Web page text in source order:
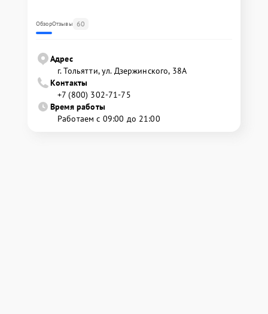
ОбзорОтзывы 60
Адрес
г. Тольятти, ул. Дзержинского, 38А
Контакты
+7 (800) 302-71-75
Время работы
Работаем с 09:00 до 21:00